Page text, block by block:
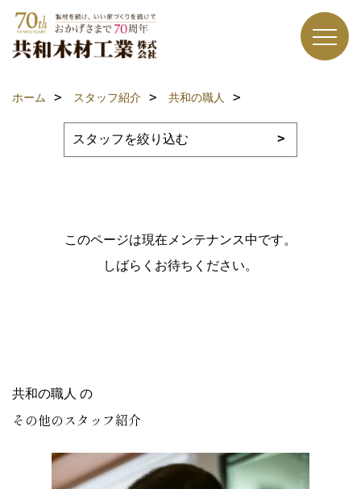
ホーム スタッフ紹介 共和の職人
このページは現在メンテナンス中です。
しばらくお待ちください。
共和の職人 の
その他のスタッフ紹介